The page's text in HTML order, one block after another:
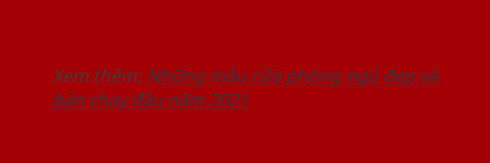
Xem thêm: Những mẫu cửa phòng ngủ đẹp và
bán chạy đầu năm 2021